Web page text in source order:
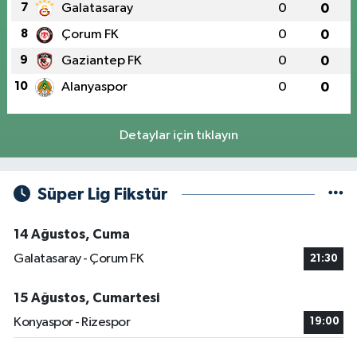
7 Galatasaray 0 0
8 Çorum FK 0 0
9 Gaziantep FK 0 0
10 Alanyaspor 0 0
Detaylar için tıklayın
Süper Lig Fikstür
14 Ağustos, Cuma
Galatasaray - Çorum FK
21:30
15 Ağustos, Cumartesi
Konyaspor - Rizespor
19:00